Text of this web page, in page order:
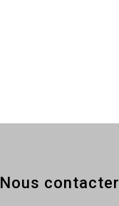
Nous contacter